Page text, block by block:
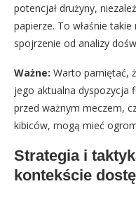
potencjał drużyny,
papierze. To właśnie
spojrzenie od analizy
Ważne: Warto pamiętać,
jego aktualna dyspozycja
przed ważnym meczem,
kibiców, mogą mieć
Strategia i
kontekście